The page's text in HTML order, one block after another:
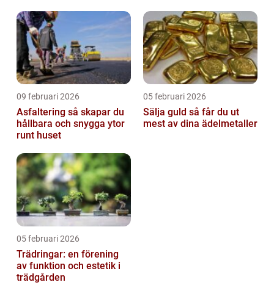
09 februari 2026
Asfaltering så skapar du
hållbara och snygga ytor
runt huset
05 februari 2026
Sälja guld så får du ut
mest av dina ädelmetaller
05 februari 2026
Trädringar: en förening
av funktion och estetik i
trädgården